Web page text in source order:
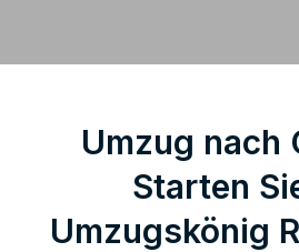
Umzug nach
Starten
Umzugskönig